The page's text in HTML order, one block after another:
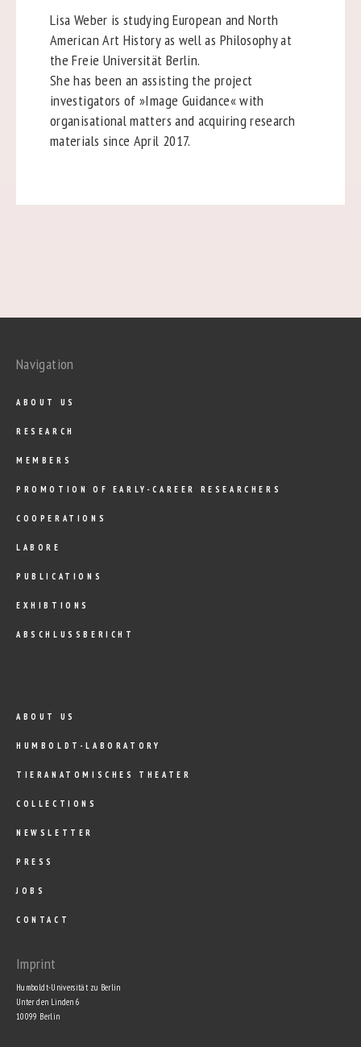
Lisa Weber is studying European and North
American Art History as well as Philosophy at
the Freie Universität Berlin.
She has been an assisting the project
investigators of »Image Guidance« with
organisational matters and acquiring research
materials since April 2017.
Navigation
ABOUT US
RESEARCH
MEMBERS
PROMOTION OF EARLY-CAREER RESEARCHERS
COOPERATIONS
LABORE
PUBLICATIONS
EXHIBTIONS
ABSCHLUSSBERICHT
ABOUT US
HUMBOLDT-LABORATORY
TIERANATOMISCHES THEATER
COLLECTIONS
NEWSLETTER
PRESS
JOBS
CONTACT
Imprint
Humboldt-Universität zu Berlin
Unter den Linden 6
10099 Berlin